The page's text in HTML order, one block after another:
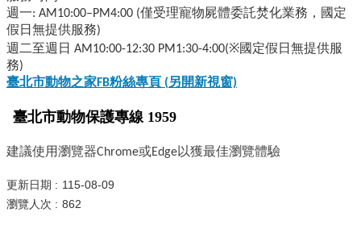
週一: AM10:00–PM4:00 (僅受理寵物屍體委託焚化業務，國定
假日無提供服務)
週二至週日 AM10:00-12:30 PM1:30-4:00(※國定假日無提供服
務)
臺北市動物之家FB粉絲專頁 (另開新視窗)
臺北市動物保護專線 1959
建議使用瀏覽器Chrome或Edge以獲最佳瀏覽體驗
更新日期
115-08-09
瀏覽人次
862